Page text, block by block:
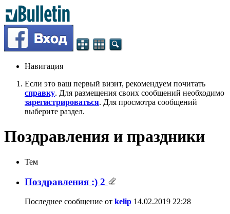
Навигация
Если это ваш первый визит, рекомендуем почитать
справку. Для размещения своих сообщений необходимо
зарегистрироваться. Для просмотра сообщений
выберите раздел.
Поздравления и праздники
Тем
Поздравления :) 2
Последнее сообщение от kelip 14.02.2019 22:28